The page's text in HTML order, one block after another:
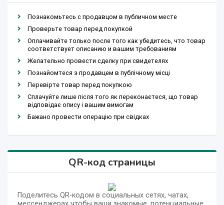
Познакомьтесь с продавцом в публичном месте
Проверьте товар перед покупкой
Оплачивайте только после того как убедитесь, что товар
соответствует описанию и вашим требованиям
Желательно провести сделку при свидетелях
Познайомтеся з продавцем в публічному місці
Перевірте товар перед покупкою
Сплачуйте лише після того як переконаєтеся, що товар
відповідає опису і вашим вимогам
Бажано провести операцію при свідках
QR-код страницы
Поделитесь QR-кодом в социальных сетях, чатах,